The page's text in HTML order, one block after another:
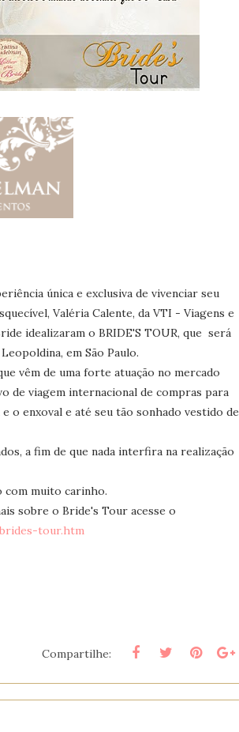
única e exclusiva de vivenciar seu
Valéria Calente, da VTI - Viagens e
idealizaram o BRIDE'S TOUR, que será
em São Paulo.
vêm de uma forte atuação no mercado
de viagem internacional de compras para
o enxoval e até seu tão sonhado vestido de
a fim de que nada interfira na realização
com muito carinho.
sobre o Bride's Tour acesse o
tour.htm
Compartilhe: